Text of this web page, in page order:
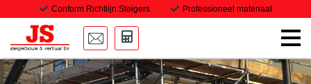
Home
Conform Richtlijn Steigers Professioneel materiaal